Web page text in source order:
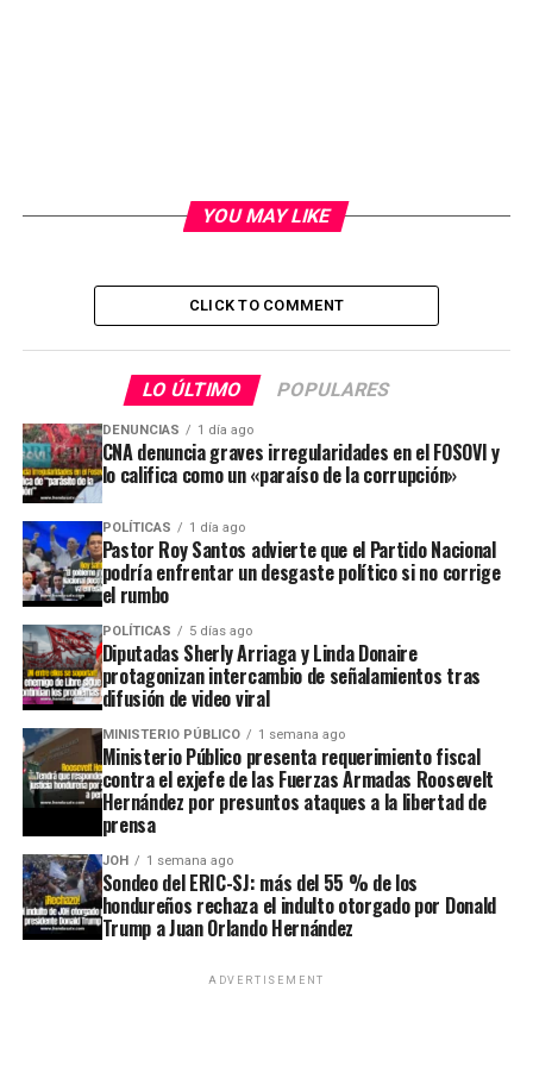
YOU MAY LIKE
CLICK TO COMMENT
LO ÚLTIMO POPULARES
DENUNCIAS 1 día ago
CNA denuncia graves irregularidades en el FOSOVI y
lo califica como un «paraíso de la corrupción»
POLÍTICAS 1 día ago
Pastor Roy Santos advierte que el Partido Nacional
podría enfrentar un desgaste político si no corrige
el rumbo
POLÍTICAS 5 días ago
Diputadas Sherly Arriaga y Linda Donaire
protagonizan intercambio de señalamientos tras
difusión de video viral
MINISTERIO PÚBLICO 1 semana ago
Ministerio Público presenta requerimiento fiscal
contra el exjefe de las Fuerzas Armadas Roosevelt
Hernández por presuntos ataques a la libertad de
prensa
JOH 1 semana ago
Sondeo del ERIC-SJ: más del 55 % de los
hondureños rechaza el indulto otorgado por Donald
Trump a Juan Orlando Hernández
ADVERTISEMENT